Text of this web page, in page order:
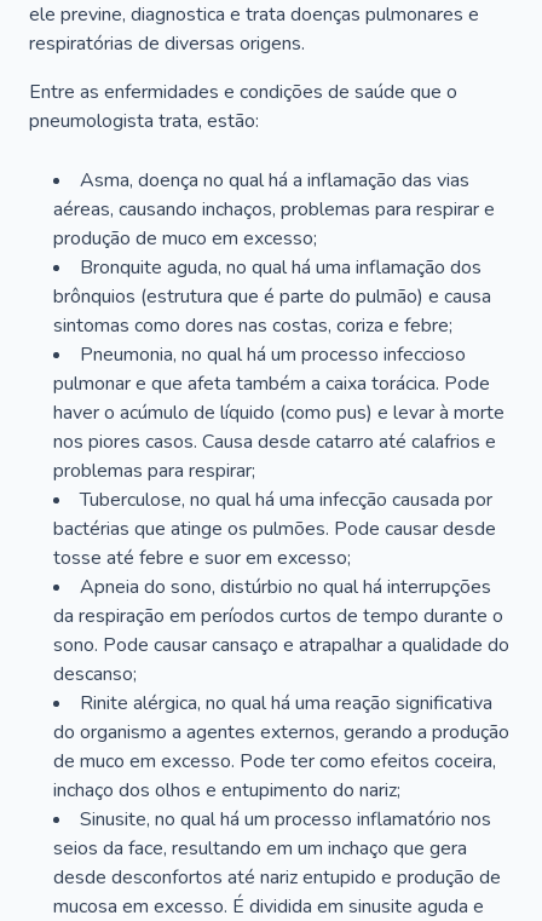
ele previne, diagnostica e trata doenças pulmonares e
respiratórias de diversas origens.
Entre as enfermidades e condições de saúde que o
pneumologista trata, estão:
Asma, doença no qual há a inflamação das vias
aéreas, causando inchaços, problemas para respirar e
produção de muco em excesso;
Bronquite aguda, no qual há uma inflamação dos
brônquios (estrutura que é parte do pulmão) e causa
sintomas como dores nas costas, coriza e febre;
Pneumonia, no qual há um processo infeccioso
pulmonar e que afeta também a caixa torácica. Pode
haver o acúmulo de líquido (como pus) e levar à morte
nos piores casos. Causa desde catarro até calafrios e
problemas para respirar;
Tuberculose, no qual há uma infecção causada por
bactérias que atinge os pulmões. Pode causar desde
tosse até febre e suor em excesso;
Apneia do sono, distúrbio no qual há interrupções
da respiração em períodos curtos de tempo durante o
sono. Pode causar cansaço e atrapalhar a qualidade do
descanso;
Rinite alérgica, no qual há uma reação significativa
do organismo a agentes externos, gerando a produção
de muco em excesso. Pode ter como efeitos coceira,
inchaço dos olhos e entupimento do nariz;
Sinusite, no qual há um processo inflamatório nos
seios da face, resultando em um inchaço que gera
desde desconfortos até nariz entupido e produção de
mucosa em excesso. É dividida em sinusite aguda e